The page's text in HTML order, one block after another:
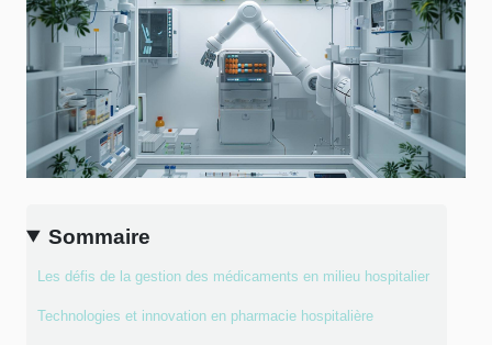
Sommaire
Les défis de la gestion des médicaments en milieu hospitalier
Technologies et innovation en pharmacie hospitalière